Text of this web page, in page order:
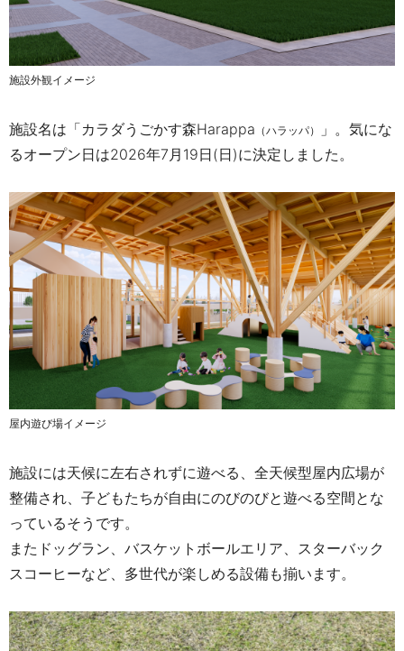
施設外観イメージ
施設名は「カラダうごかす森Harappa （ハラッパ）
」。気にな
るオープン日は2026年7月 19日(日)に決定しました。
屋内遊び場イメージ
施設には天候に左右されずに遊べる、全天候型屋内広場が
整備され、子どもたちが自由にのびのびと遊べる空間とな
っているそうです。
またドッグラン、バスケットボールエリア、スターバック
スコーヒーなど、多世代が楽しめる設備も揃います。